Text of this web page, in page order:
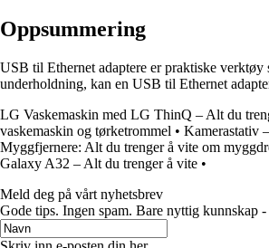
Oppsummering
USB til Ethernet adaptere er praktiske
underholdning, kan en USB til Ethernet
LG Vaskemaskin med LG ThinQ – Alt du
vaskemaskin og tørketrommel • Kamerastativ
Myggfjernere: Alt du trenger å vite om
Galaxy A32 – Alt du trenger å vite •
Meld deg på vårt nyhetsbrev
Gode ​​tips. Ingen spam. Bare nyttig kunnskap -